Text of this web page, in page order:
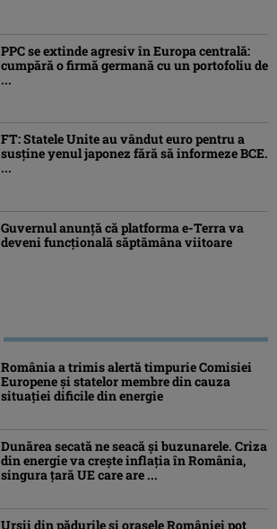
PPC se extinde agresiv în Europa centrală:
cumpără o firmă germană cu un portofoliu de
...
FT: Statele Unite au vândut euro pentru a
susține yenul japonez fără să informeze BCE.
...
Guvernul anunță că platforma e-Terra va
deveni funcţională săptămâna viitoare
România a trimis alertă timpurie Comisiei
Europene și statelor membre din cauza
situației dificile din energie
Dunărea secată ne seacă și buzunarele. Criza
din energie va crește inflația în România,
singura țară UE care are ...
Urșii din pădurile și orașele României pot